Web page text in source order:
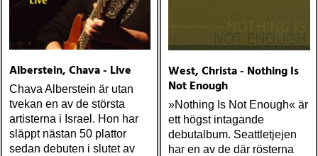
Alberstein, Chava - Live
Chava Alberstein är utan
tvekan en av de största
artisterna i Israel. Hon har
släppt nästan 50 plattor
sedan debuten i slutet av
West, Christa - Nothing Is
Not Enough
»Nothing Is Not Enough« är
ett högst intagande
debutalbum. Seattletjejen
har en av de där rösterna